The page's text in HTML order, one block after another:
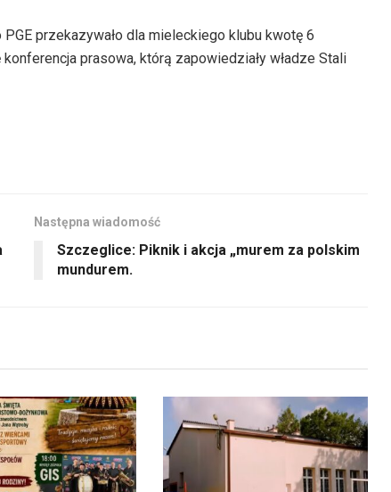
przekazywało dla mieleckiego klubu kwotę 6
prasowa, którą zapowiedziały władze Stali
Następna wiadomość
Szczeglice: Piknik i akcja „murem za polskim
mundurem.